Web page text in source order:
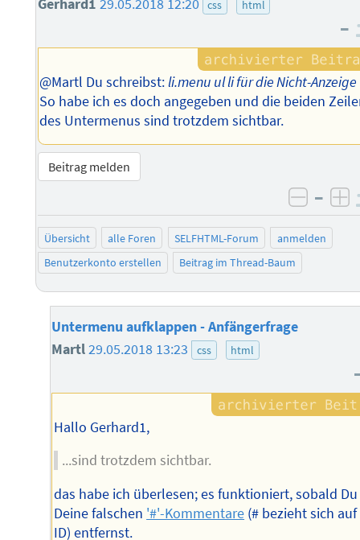
Gerhard1 29.05.2018 12:20 css html
–
@Martl Du schreibst:li.menu ul li für die Nicht-Anzeige
So habe ich es doch angegeben und die beiden
des Untermenus sind trotzdem sichtbar.
Beitrag melden
–
Übersicht alle Foren SELFHTML-Forum
anmelden
Benutzerkonto erstellen
Beitrag im Thread-Baum
Untermenu aufklappen - Anfängerfrage
Martl29.05.2018 13:23 css html
Hallo Gerhard1,
...sind trotzdem sichtbar.
das habe ich überlesen; es funktioniert, sobald Du
Deine falschen '#'-Kommentare (# bezieht sich
ID) entfernst.